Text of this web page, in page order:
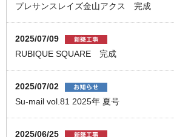
プレサンスレイズ金山アクス 完成
2025/07/09
RUBIQUE SQUARE 完成
2025/07/02
Su-mail vol.81 2025年 夏号
2025/06/25